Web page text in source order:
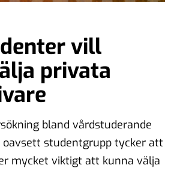
vill
privata
bland vårdstuderande
oavsett studentgrupp tycker att
mycket viktigt att kunna välja